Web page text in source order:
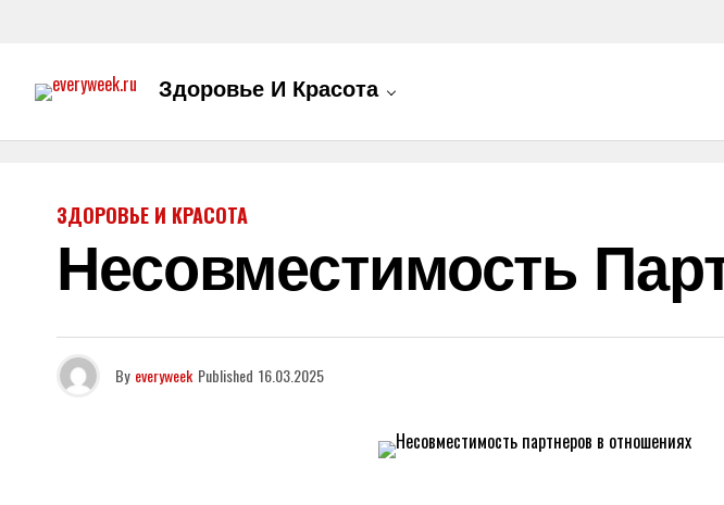
Здоровье И Красота
ЗДОРОВЬЕ И КРАСОТА
Несовместимость
By everyweek Published 16.03.2025